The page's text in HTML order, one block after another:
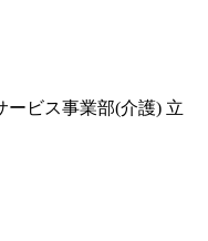
ービス事業部(介護) 立